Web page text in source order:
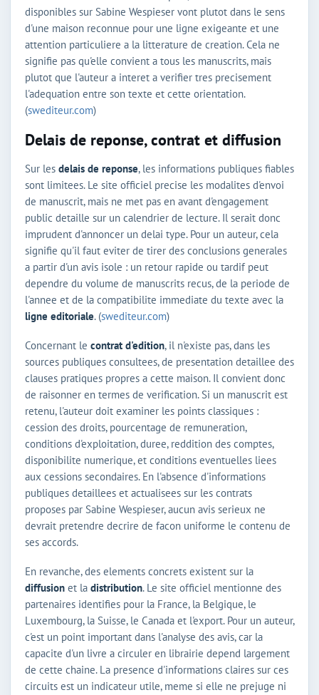
disponibles sur Sabine Wespieser vont plutot dans le sens
d'une maison reconnue pour une ligne exigeante et une
attention particuliere a la litterature de creation. Cela ne
signifie pas qu'elle convient a tous les manuscrits, mais
plutot que l'auteur a interet a verifier tres precisement
l'adequation entre son texte et cette orientation.
(swediteur.com)
Delais de reponse, contrat et diffusion
Sur les delais de reponse, les informations publiques fiables
sont limitees. Le site officiel precise les modalites d'envoi
de manuscrit, mais ne met pas en avant d'engagement
public detaille sur un calendrier de lecture. Il serait donc
imprudent d'annoncer un delai type. Pour un auteur, cela
signifie qu'il faut eviter de tirer des conclusions generales
a partir d'un avis isole : un retour rapide ou tardif peut
dependre du volume de manuscrits recus, de la periode de
l'annee et de la compatibilite immediate du texte avec la
ligne editoriale. (swediteur.com)
Concernant le contrat d'edition, il n'existe pas, dans les
sources publiques consultees, de presentation detaillee des
clauses pratiques propres a cette maison. Il convient donc
de raisonner en termes de verification. Si un manuscrit est
retenu, l'auteur doit examiner les points classiques :
cession des droits, pourcentage de remuneration,
conditions d'exploitation, duree, reddition des comptes,
disponibilite numerique, et conditions eventuelles liees
aux cessions secondaires. En l'absence d'informations
publiques detaillees et actualisees sur les contrats
proposes par Sabine Wespieser, aucun avis serieux ne
devrait pretendre decrire de facon uniforme le contenu de
ses accords.
En revanche, des elements concrets existent sur la
diffusion et la distribution. Le site officiel mentionne des
partenaires identifies pour la France, la Belgique, le
Luxembourg, la Suisse, le Canada et l'export. Pour un auteur,
c'est un point important dans l'analyse des avis, car la
capacite d'un livre a circuler en librairie depend largement
de cette chaine. La presence d'informations claires sur ces
circuits est un indicateur utile, meme si elle ne prejuge ni